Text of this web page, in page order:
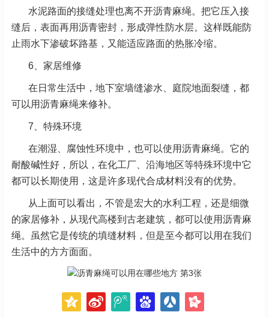
水泥路面的接缝处理也离不开沥青麻绳。把它压入接
缝后，表面再用沥青密封，形成弹性防水层。这样既能防
止雨水下渗破坏路基，又能适应路面的热胀冷缩。
6、家居维修
在日常生活中，地下室墙缝渗水、庭院地面裂缝，都
可以用沥青麻绳来修补。
7、特殊环境
在潮湿、腐蚀性环境中，也可以使用沥青麻绳。它的
耐酸碱性好，所以，在化工厂、沿海地区等特殊环境中它
都可以长期使用，这是许多现代合成材料没有的优势。
从上面可以看出，不管是宏大的水利工程，还是细微
的家居修补，从现代高楼到古老建筑，都可以使用沥青麻
绳。虽然它是传统的填缝材料，但是至今都可以用在我们
生活中的方方面面。